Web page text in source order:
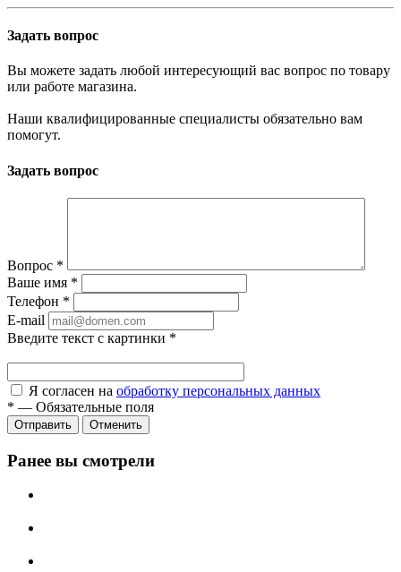
Задать вопрос
Вы можете задать любой интересующий вас вопрос по товару
или работе магазина.
Наши квалифицированные специалисты обязательно вам
помогут.
Задать вопрос
Вопрос *
Ваше имя *
Телефон *
E-mail
Введите текст с картинки *
Я согласен на обработку персональных данных
* — Обязательные поля
Отправить Отменить
Ранее вы смотрели